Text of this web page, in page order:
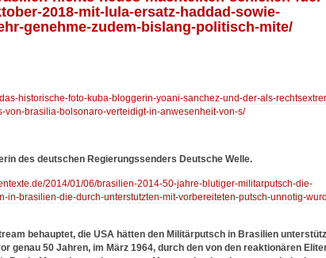
2018-mit-lula-ersatz-haddad-sowie-
genehme-zudem-bislang-politisch-mite/
historische-foto-kuba-bloggerin-yoani-sanchez-und-der-als-
brasilia-bolsonaro-verteidigt-in-anwesenheit-von-s/
des deutschen Regierungssenders Deutsche Welle.
2014/01/06/brasilien-2014-50-jahre-blutiger-militarputsch-die-
in-brasilien-die-durch-unterstutzten-mit-vorbereiteten-putsch-unnotig-
behauptet, die USA hätten den Militärputsch in Brasilien
genau 50 Jahren, im März 1964, durch den von den reaktionären